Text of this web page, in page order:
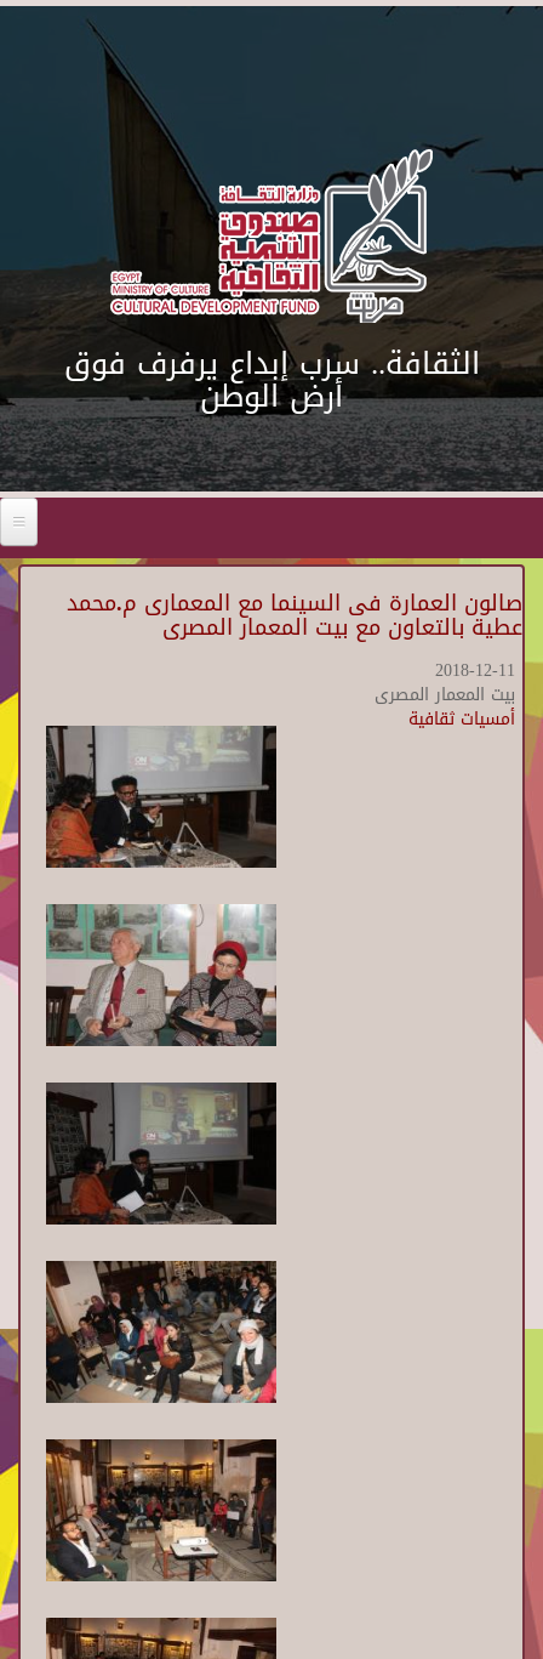
Skip to main content
الثقافة.. سرب إبداع يرفرف فوق
أرض الوطن
صالون العمارة فى السينما مع المعمارى م.محمد
عطية بالتعاون مع بيت المعمار المصرى
2018-12-11
بيت المعمار المصرى
أمسيات ثقافية